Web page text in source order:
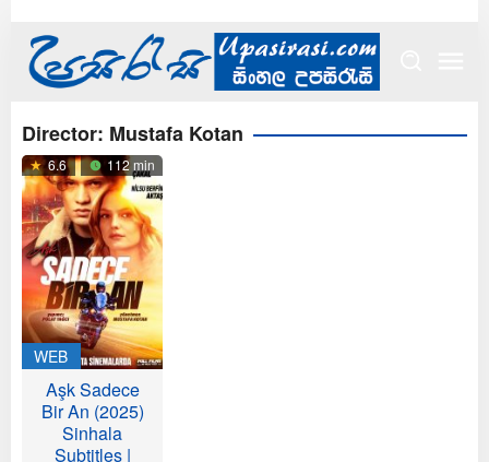
content
Director: Mustafa Kotan
6.6 112 min
WEB
Aşk Sadece
Bir An (2025)
Sinhala
Subtitles |